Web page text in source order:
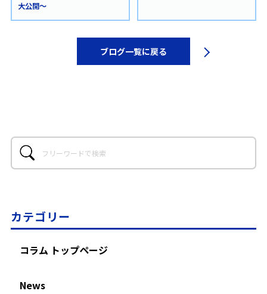
大公開〜
ブログ一覧に戻る
カテゴリー
コラム トップページ
News